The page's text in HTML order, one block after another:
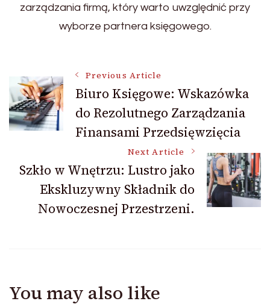
zarządzania firmą, który warto uwzględnić przy
wyborze partnera księgowego.
Post
Navigation
Previous Article
Biuro Księgowe: Wskazówka
do Rezolutnego Zarządzania
Finansami Przedsięwzięcia
Next Article
Szkło w Wnętrzu: Lustro jako
Ekskluzywny Składnik do
Nowoczesnej Przestrzeni.
You may also like